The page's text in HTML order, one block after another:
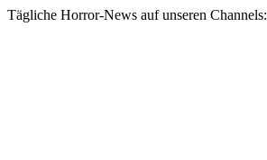
Tägliche Horror-News auf unseren Channels: